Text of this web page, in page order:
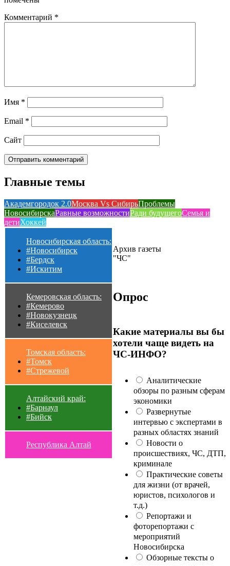
Комментарий *
Имя *
Email *
Сайт
Главные темы
Академгородок 2.0Москва Vs СибирьПроблемы
НовосибирскаРавные возможностиРади будущегоСемья и
детиХоккей
Новосибирская область:
#Новосибирск
#Бердск
#Искитим
Кемеровская область:
#Кемерово
#Новокузнецк
#Киселевск
Томская область:
#Томск
#Стрежевой
Алтайский край:
#Барнаул
#Бийск
Республика Алтай
Архив газеты
"ЧС"
Опрос
Какие материалы вы бы
хотели чаще видеть на
ЧС-ИНФО?
Аналитические
обзоры по разным сферам
экономики
Развернутые
интервью с экспертами в
разных областях знаний
Новости о
происшествиях, ЧС, ДТП,
криминале
Практические советы
для жизни (от врачей,
юристов, психологов и
т.д.)
Репортажи и
фоторепортажи с
мероприятий
Новосибирска
Обзорные тексты о